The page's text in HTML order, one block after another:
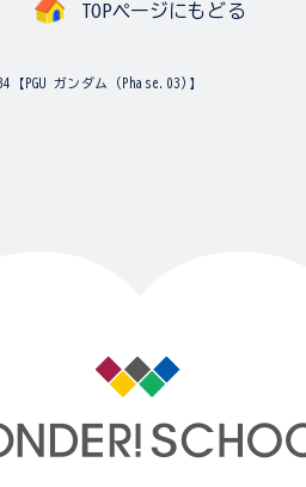
TOPページにもどる
【PGU ガンダム (Phase.03)】